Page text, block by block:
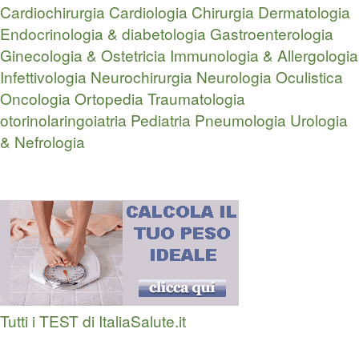
Cardiochirurgia Cardiologia Chirurgia Dermatologia
Endocrinologia & diabetologia Gastroenterologia
Ginecologia & Ostetricia Immunologia & Allergologia
Infettivologia Neurochirurgia NeurologiaOculistica
OncologiaOrtopedia Traumatologia
otorinolaringoiatria Pediatria Pneumologia Urologia
& Nefrologia
Tutti i TEST di ItaliaSalute.it